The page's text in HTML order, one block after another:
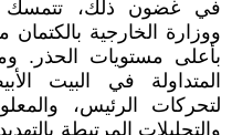
في غضون ذلك، تتمسك
ووزارة الخارجية
بأعلى مستويات الحذر.
المتداولة في البيت
لتحركات الرئيس،
والتحليلات المرتبطة